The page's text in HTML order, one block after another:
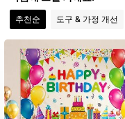
4.86 58 팔로
4.86 58 팔
4.86 58 팔
4.86 58 팔
4.86 58 팔
추천순 도구 & 가정 개선